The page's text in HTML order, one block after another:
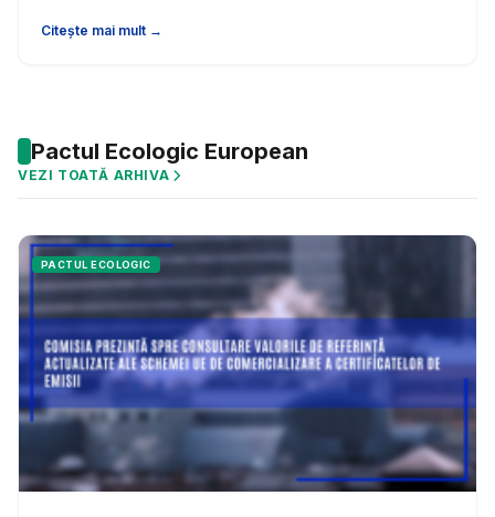
Citește mai mult →
Pactul Ecologic European
VEZI TOATĂ ARHIVA
PACTUL ECOLOGIC